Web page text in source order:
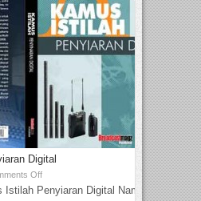
Digital
Off
Penyiaran Digital Nama